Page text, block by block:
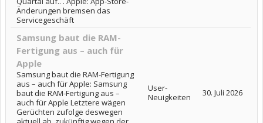
Änderungen bremsen das
Servicegeschäft
Samsung baut die RAM-
Fertigung aus – auch für
Apple
Samsung baut die RAM-Fertigung
aus – auch für Apple: Samsung
baut die RAM-Fertigung aus –
auch für Apple Letztere wägen
Gerüchten zufolge deswegen
User-
Neuigkeiten
30. Juli 2026